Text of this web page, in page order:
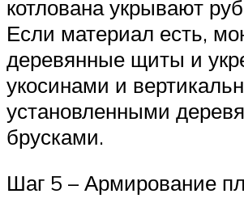
котлована укрывают
Если материал есть,
деревянные щиты и
укосинами и
установленными
брусками.
Шаг 5 – Армирование